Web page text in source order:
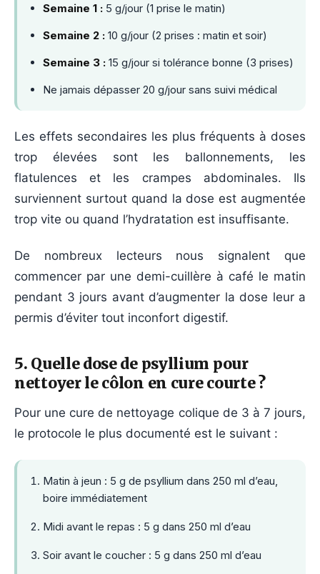
Semaine 1 : 5 g/jour (1 prise le matin)
Semaine 2 : 10 g/jour (2 prises : matin et soir)
Semaine 3 : 15 g/jour si tolérance bonne (3 prises)
Ne jamais dépasser 20 g/jour sans suivi médical
Les effets secondaires les plus fréquents à doses
trop élevées sont les ballonnements, les
flatulences et les crampes abdominales. Ils
surviennent surtout quand la dose est augmentée
trop vite ou quand l’hydratation est insuffisante.
De nombreux lecteurs nous signalent que
commencer par une demi-cuillère à café le matin
pendant 3 jours avant d’augmenter la dose leur a
permis d’éviter tout inconfort digestif.
5. Quelle dose de psyllium pour
nettoyer le côlon en cure courte ?
Pour une cure de nettoyage colique de 3 à 7 jours,
le protocole le plus documenté est le suivant :
Matin à jeun : 5 g de psyllium dans 250 ml d’eau,
boire immédiatement
Midi avant le repas : 5 g dans 250 ml d’eau
Soir avant le coucher : 5 g dans 250 ml d’eau